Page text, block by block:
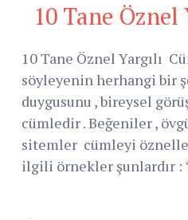
10 Tane Öznel
10 Tane Öznel Yargılı
söyleyenin herhangi bir
duygusunu , bireysel
cümledir . Beğeniler ,
sitemler cümleyi
ilgili örnekler şunlardır :